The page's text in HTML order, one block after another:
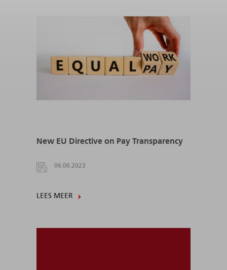
New EU Directive on Pay Transparency
06.06.2023
LEES MEER